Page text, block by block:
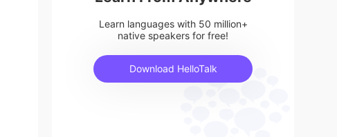
Learn languages with 50 million+
native speakers for free!
Download HelloTalk